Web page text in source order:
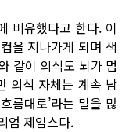
비유했다고 한다. 이
을 지나가게 되며 색
같이 의식도 뇌가 멈
의식 자체는 계속 남
름대로’라는 말을 많
엄 제임스다.